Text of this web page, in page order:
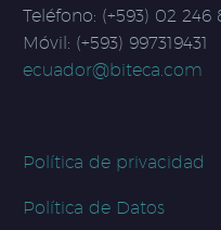
Teléfono: (+593) 02 246
Móvil: (+593) 997319431
ecuador@biteca.com
Política de privacidad
Política de Datos